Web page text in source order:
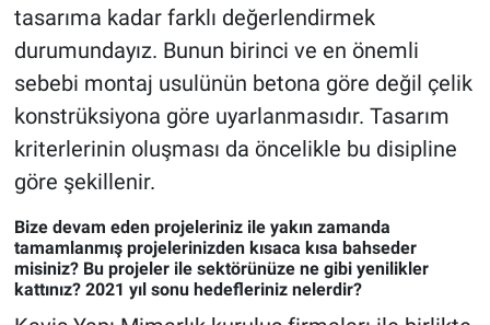
tasarıma kadar farklı değerlendirmek
durumundayız. Bunun birinci ve en önemli
sebebi montaj usulünün betona göre değil çelik
konstrüksiyona göre uyarlanmasıdır. Tasarım
kriterlerinin oluşması da öncelikle bu disipline
göre şekillenir.
Bize devam eden projeleriniz ile yakın zamanda
tamamlanmış projelerinizden kısaca kısa bahseder
misiniz? Bu projeler ile sektörünüze ne gibi yenilikler
kattınız? 2021 yıl sonu hedefleriniz nelerdir?